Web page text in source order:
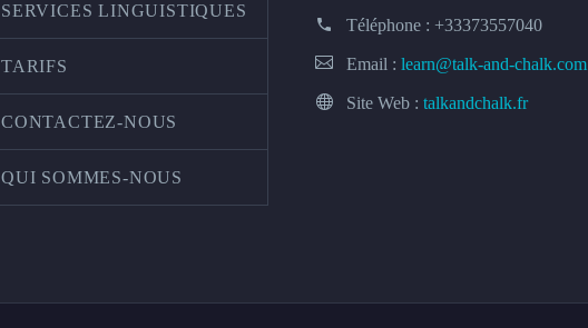
SERVICES LINGUISTIQUES
TARIFS
CONTACTEZ-NOUS
QUI SOMMES-NOUS
Téléphone : +33373557040
Email : learn@talk-and-chalk.com
Site Web : talkandchalk.fr